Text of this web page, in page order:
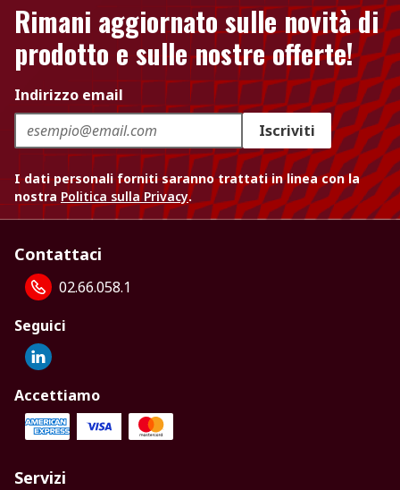
Rimani aggiornato sulle novità di
prodotto e sulle nostre offerte!
Indirizzo email
Iscriviti
I dati personali forniti saranno trattati in linea con la
nostra Politica sulla Privacy.
Contattaci
02.66.058.1
Seguici
Accettiamo
Servizi